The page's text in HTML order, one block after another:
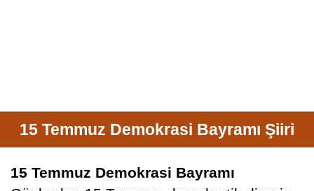
15 Temmuz Demokrasi Bayramı Şiiri
15 Temmuz Demokrasi Bayramı